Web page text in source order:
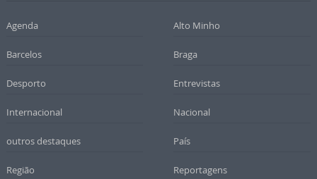
Agenda Alto Minho
Barcelos Braga
Desporto Entrevistas
Internacional Nacional
outros destaques País
Região Reportagens